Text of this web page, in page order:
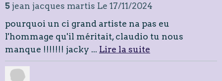
5 jean jacques martis Le 17/11/2024
pourquoi un ci grand artiste na pas eu
l'hommage qu'il méritait, claudio tu nous
manque !!!!!!! jacky ... Lire la suite